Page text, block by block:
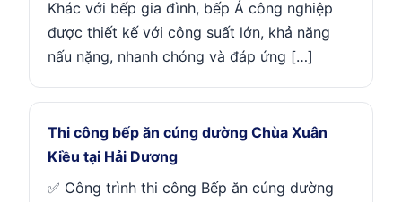
Khác với bếp gia đình, bếp Á công nghiệp
được thiết kế với công suất lớn, khả năng
nấu nặng, nhanh chóng và đáp ứng […]
Thi công bếp ăn cúng dường Chùa Xuân
Kiều tại Hải Dương
✅ Công trình thi công Bếp ăn cúng dường